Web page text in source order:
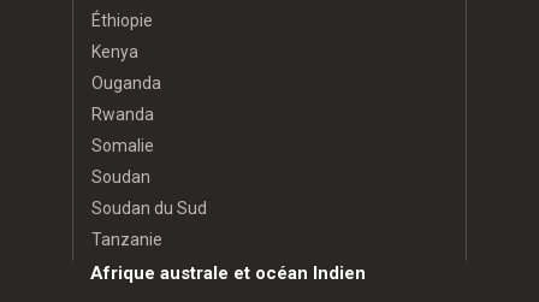
Éthiopie
Kenya
Ouganda
Rwanda
Somalie
Soudan
Soudan du Sud
Tanzanie
Afrique australe et océan Indien